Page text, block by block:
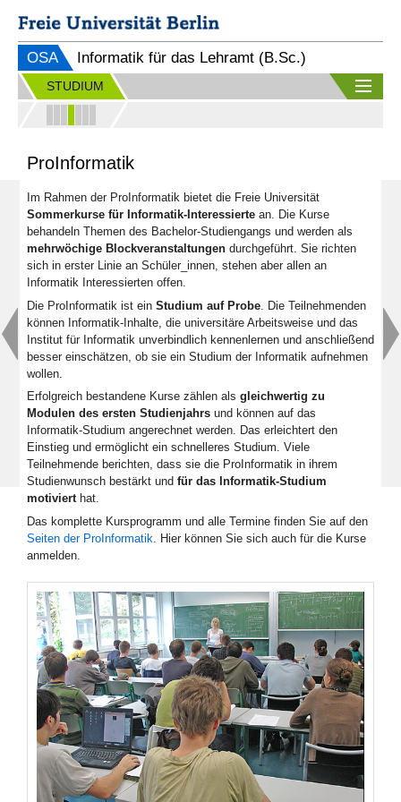
OSA Informatik für das Lehramt (B.Sc.)
STUDIUM
ProInformatik
Im Rahmen der ProInformatik bietet die Freie Universität
Sommerkurse für Informatik-Interessierte an. Die Kurse
behandeln Themen des Bachelor-Studiengangs und werden als
mehrwöchige Blockveranstaltungen durchgeführt. Sie richten
sich in erster Linie an Schüler_innen, stehen aber allen an
Informatik Interessierten offen.
Die ProInformatik ist ein Studium auf Probe . Die Teilnehmenden
können Informatik-Inhalte, die universitäre Arbeitsweise und das
Institut für Informatik unverbindlich kennenlernen und anschließend
besser einschätzen, ob sie ein Studium der Informatik aufnehmen
wollen.
Erfolgreich bestandene Kurse zählen als gleichwertig zu
Modulen des ersten Studienjahrs und können auf das
Informatik-Studium angerechnet werden. Das erleichtert den
Einstieg und ermöglicht ein schnelleres Studium. Viele
Teilnehmende berichten, dass sie die ProInformatik in ihrem
Studienwunsch bestärkt und für das Informatik-Studium
motivierthat.
Das komplette Kursprogramm und alle Termine finden Sie auf den
Seiten der ProInformatik . Hier können Sie sich auch für die Kurse
anmelden.